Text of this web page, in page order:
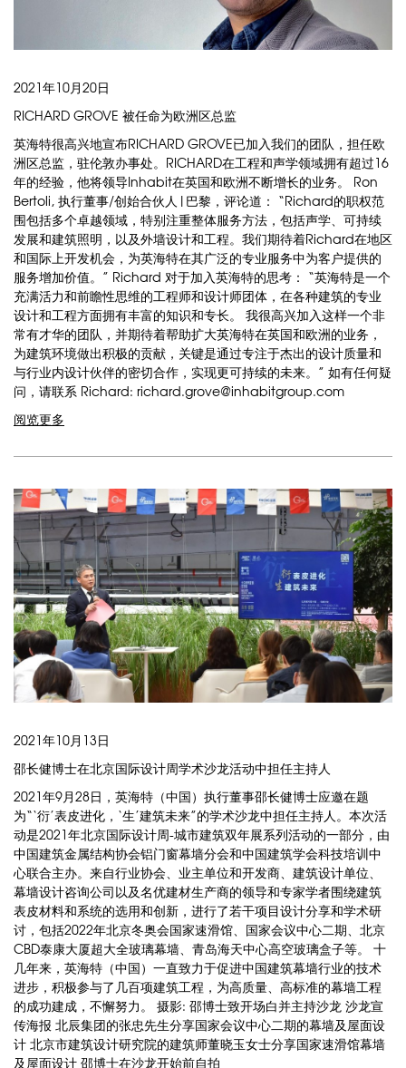
2021年10月20日
RICHARD GROVE 被任命为欧洲区总监
英海特很高兴地宣布RICHARD GROVE已加入我们的团队，担任欧
洲区总监，驻伦敦办事处。RICHARD在工程和声学领域拥有超过16
年的经验，他将领导Inhabit在英国和欧洲不断增长的业务。 Ron
Bertoli, 执行董事/创始合伙人|巴黎，评论道： “Richard的职权范
围包括多个卓越领域，特别注重整体服务方法，包括声学、可持续
发展和建筑照明，以及外墙设计和工程。我们期待着Richard在地区
和国际上开发机会，为英海特在其广泛的专业服务中为客户提供的
服务增加价值。” Richard 对于加入英海特的思考： “英海特是一个
充满活力和前瞻性思维的工程师和设计师团体，在各种建筑的专业
设计和工程方面拥有丰富的知识和专长。 我很高兴加入这样一个非
常有才华的团队，并期待着帮助扩大英海特在英国和欧洲的业务，
为建筑环境做出积极的贡献，关键是通过专注于杰出的设计质量和
与行业内设计伙伴的密切合作，实现更可持续的未来。” 如有任何疑
问，请联系 Richard: richard.grove@inhabitgroup.com
阅览更多
2021年10月13日
邵长健博士在北京国际设计周学术沙龙活动中担任主持人
2021年9月28日，英海特（中国）执行董事邵长健博士应邀在题
为“‘衍’表皮进化，‘生’建筑未来”的学术沙龙中担任主持人。本次活
动是2021年北京国际设计周-城市建筑双年展系列活动的一部分，由
中国建筑金属结构协会铝门窗幕墙分会和中国建筑学会科技培训中
心联合主办。来自行业协会、业主单位和开发商、建筑设计单位、
幕墙设计咨询公司以及名优建材生产商的领导和专家学者围绕建筑
表皮材料和系统的选用和创新，进行了若干项目设计分享和学术研
讨，包括2022年北京冬奥会国家速滑馆、国家会议中心二期、北京
CBD泰康大厦超大全玻璃幕墙、青岛海天中心高空玻璃盒子等。 十
几年来，英海特（中国）一直致力于促进中国建筑幕墙行业的技术
进步，积极参与了几百项建筑工程，为高质量、高标准的幕墙工程
的成功建成，不懈努力。 摄影: 邵博士致开场白并主持沙龙 沙龙宣
传海报 北辰集团的张忠先生分享国家会议中心二期的幕墙及屋面设
计 北京市建筑设计研究院的建筑师董晓玉女士分享国家速滑馆幕墙
及屋面设计 邵博士在沙龙开始前自拍